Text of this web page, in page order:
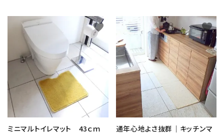
ミニマルトイレマット 43ｃｍ
favorite
通年心地よさ抜群｜キッチンマ
favorite